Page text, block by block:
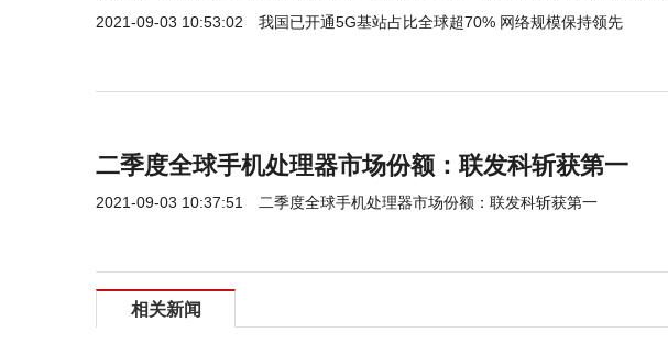
2021-09-03 10:53:02 我国已开通5G基站占比全球超70% 网络规模保持领先
二季度全球手机处理器市场份额：联发科斩获第一
2021-09-03 10:37:51 二季度全球手机处理器市场份额：联发科斩获第一
相关新闻